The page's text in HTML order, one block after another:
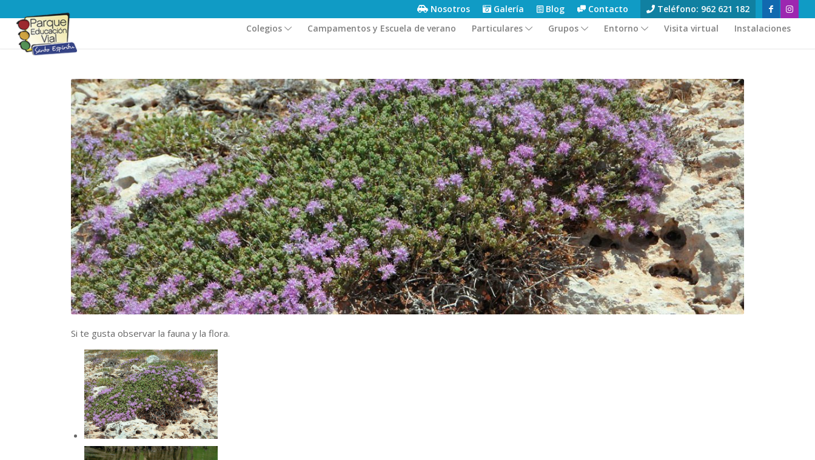
Teléfono: 962 621 182
Nosotros Galería Blog
Contacto
Colegios
Campamentos y Escuela de verano Particulares Grupos Entorno Visita virtual Instalaciones
Si te gusta observar la fauna y la flora.